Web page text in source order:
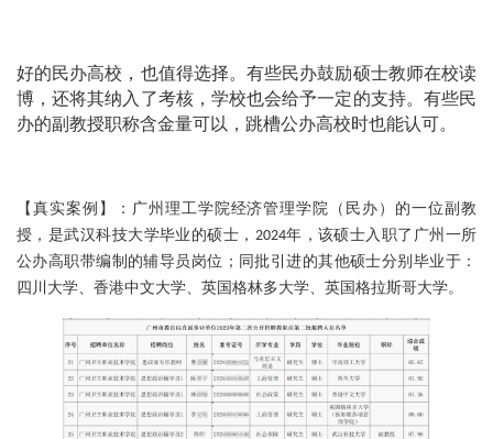
好的民办高校，也值得选择。有些民办鼓励硕士教师在校读
博，还将其纳入了考核，学校也会给予一定的支持。 有些民
办的副教授职称含金量可以，跳槽公办高校时也能认可。
【真实案例】 ： 广州理工学院经济管理学院（民办）的一位副教
授，是武汉科技大学毕业的硕士，2024年，该硕士入职了广州一所
公办高职带编制的辅导员岗位；同批引进的其他硕士分别毕业于：
四川大学、香港中文大学、英国格林多大学、英国格拉斯哥大学。